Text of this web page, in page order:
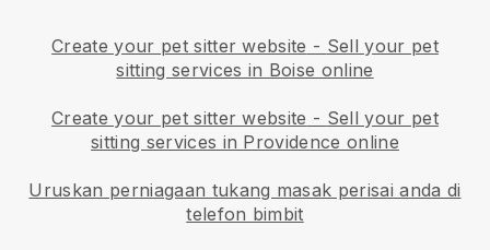
Create your pet sitter website - Sell your pet
sitting services in Boise online
Create your pet sitter website - Sell your pet
sitting services in Providence online
Uruskan perniagaan tukang masak perisai anda di
telefon bimbit